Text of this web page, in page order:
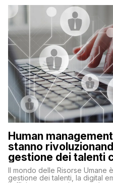
operazioni, bensì comporta […]
Human
stanno
gestione dei talenti
Il mondo delle Risorse Umane
gestione dei talenti, la digital